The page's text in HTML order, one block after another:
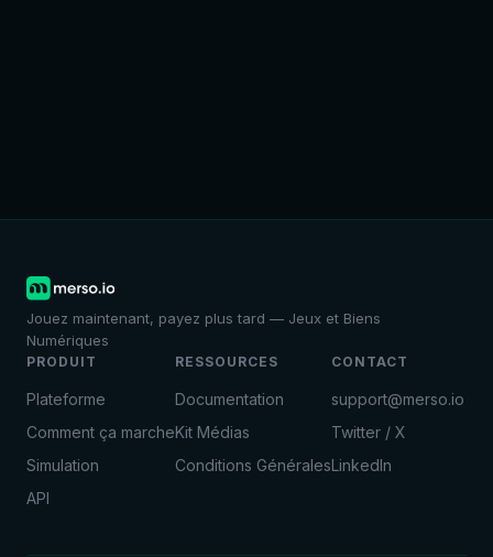
Jouez maintenant, payez plus tard — Jeux et Biens
Numériques
PRODUIT
Plateforme
Comment ça marche
Simulation
API
RESSOURCES
Documentation
Kit Médias
Conditions Générales
CONTACT
support@merso.io
Twitter / X
LinkedIn